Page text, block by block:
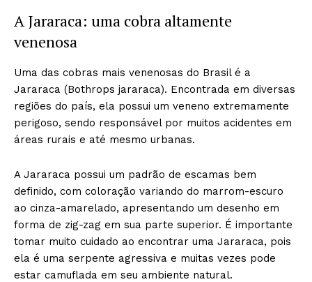
A Jararaca: uma cobra altamente
venenosa
Uma das cobras mais venenosas do Brasil é a
Jararaca (Bothrops jararaca). Encontrada em diversas
regiões do país, ela possui um veneno extremamente
perigoso, sendo responsável por muitos acidentes em
áreas rurais e até mesmo urbanas.
A Jararaca possui um padrão de escamas bem
definido, com coloração variando do marrom-escuro
ao cinza-amarelado, apresentando um desenho em
forma de zig-zag em sua parte superior. É importante
tomar muito cuidado ao encontrar uma Jararaca, pois
ela é uma serpente agressiva e muitas vezes pode
estar camuflada em seu ambiente natural.